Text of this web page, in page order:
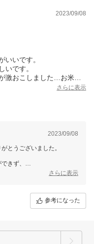
2023/09/08
いいです。
いです。
激おこしました…お米変
さらに表示
2023/09/08
とうございました。
きず、
思って頂ける商品づくりを行
大変申し訳なく、思っており
さらに表示
参考になった